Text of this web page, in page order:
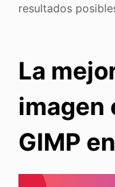
resultados
La
imagen
GIMP